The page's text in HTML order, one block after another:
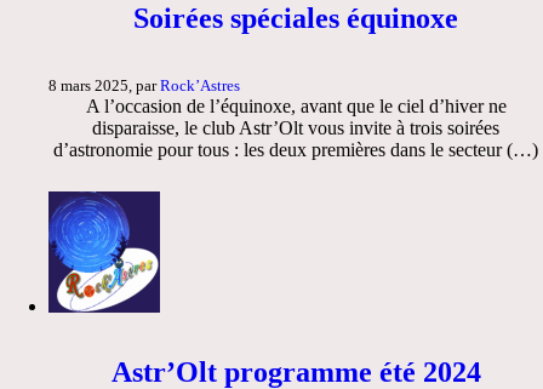
Soirées spéciales équinoxe
8 mars 2025, parRock’Astres
A l’occasion de l’équinoxe, avant que le ciel d’hiver ne
disparaisse, le club Astr’Olt vous invite à trois soirées
d’astronomie pour tous : les deux premières dans le secteur (…)
Astr’Olt programme été 2024